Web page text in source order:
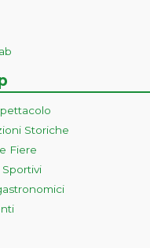
Storiche
Fiere